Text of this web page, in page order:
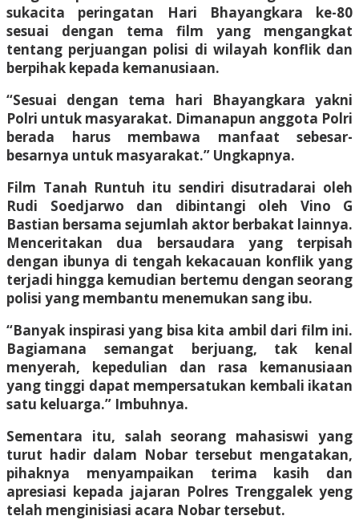
sukacita peringatan Hari Bhayangkara ke-80
sesuai dengan tema film yang mengangkat
tentang perjuangan polisi di wilayah konflik dan
berpihak kepada kemanusiaan.
“Sesuai dengan tema hari Bhayangkara yakni
Polri untuk masyarakat. Dimanapun anggota Polri
berada harus membawa manfaat sebesar-
besarnya untuk masyarakat.” Ungkapnya.
Film Tanah Runtuh itu sendiri disutradarai oleh
Rudi Soedjarwo dan dibintangi oleh Vino G
Bastian bersama sejumlah aktor berbakat lainnya.
Menceritakan dua bersaudara yang terpisah
dengan ibunya di tengah kekacauan konflik yang
terjadi hingga kemudian bertemu dengan seorang
polisi yang membantu menemukan sang ibu.
“Banyak inspirasi yang bisa kita ambil dari film ini.
Bagiamana semangat berjuang, tak kenal
menyerah, kepedulian dan rasa kemanusiaan
yang tinggi dapat mempersatukan kembali ikatan
satu keluarga.” Imbuhnya.
Sementara itu, salah seorang mahasiswi yang
turut hadir dalam Nobar tersebut mengatakan,
pihaknya menyampaikan terima kasih dan
apresiasi kepada jajaran Polres Trenggalek yeng
telah menginisiasi acara Nobar tersebut.